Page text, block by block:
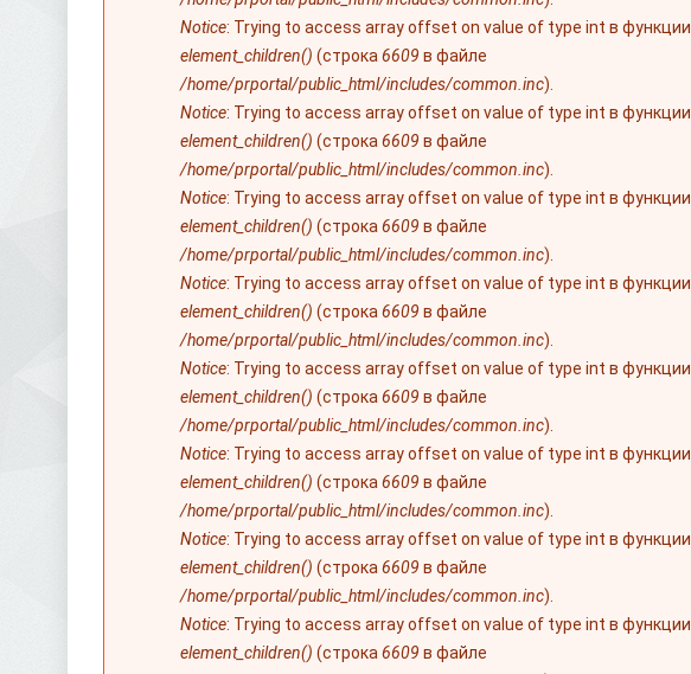
Notice: Trying to access array offset on value of type int в функции
element_children() (строка 6609 в файле
/home/prportal/public_html/includes/common.inc).
Notice: Trying to access array offset on value of type int в функции
element_children() (строка 6609 в файле
/home/prportal/public_html/includes/common.inc).
Notice: Trying to access array offset on value of type int в функции
element_children() (строка 6609 в файле
/home/prportal/public_html/includes/common.inc).
Notice: Trying to access array offset on value of type int в функции
element_children() (строка 6609 в файле
/home/prportal/public_html/includes/common.inc).
Notice: Trying to access array offset on value of type int в функции
element_children() (строка 6609 в файле
/home/prportal/public_html/includes/common.inc).
Notice: Trying to access array offset on value of type int в функции
element_children() (строка 6609 в файле
/home/prportal/public_html/includes/common.inc).
Notice: Trying to access array offset on value of type int в функции
element_children() (строка 6609 в файле
/home/prportal/public_html/includes/common.inc).
Notice: Trying to access array offset on value of type int в функции
element_children() (строка 6609 в файле